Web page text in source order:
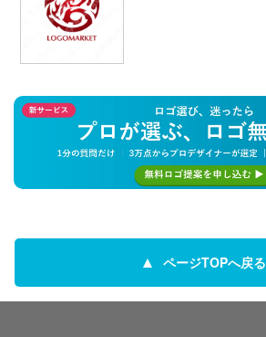
ページTOPへ戻る